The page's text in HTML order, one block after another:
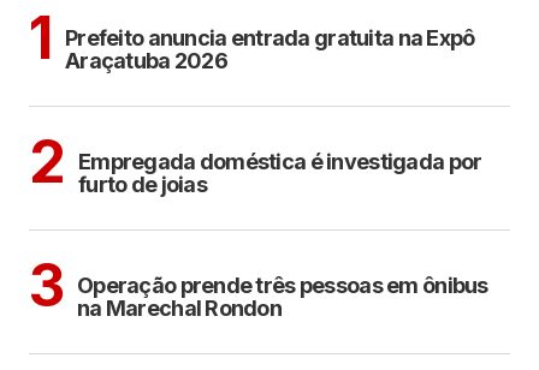
1
Prefeito anuncia entrada gratuita na Expô
Araçatuba 2026
2
Empregada doméstica é investigada por
furto de joias
3 Operação prende três pessoas em ônibus
na Marechal Rondon